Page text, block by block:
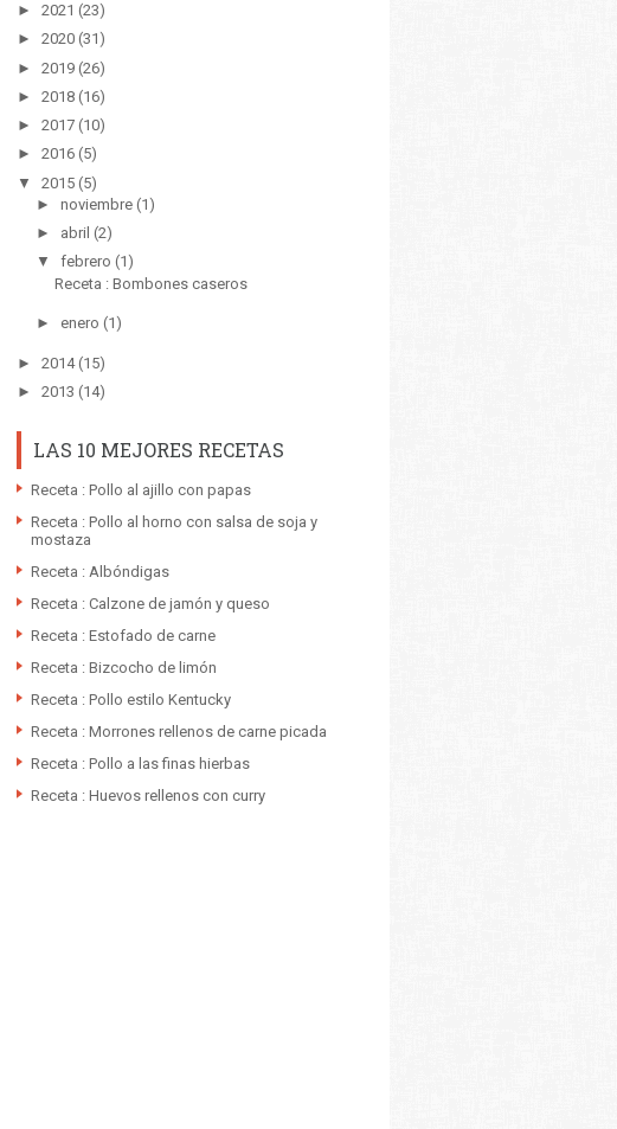
► 2021 (23)
► 2020 (31)
► 2019 (26)
► 2018 (16)
► 2017 (10)
► 2016 (5)
▼ 2015 (5)
► noviembre (1)
► abril (2)
▼ febrero (1)
Receta : Bombones caseros
► enero (1)
► 2014(15)
► 2013 (14)
LAS 10 MEJORES RECETAS
Receta : Pollo al ajillo con papas
Receta : Pollo al horno con salsa de soja y
mostaza
Receta : Albóndigas
Receta : Calzone de jamón y queso
Receta : Estofado de carne
Receta : Bizcocho de limón
Receta : Pollo estilo Kentucky
Receta : Morrones rellenos de carne picada
Receta : Pollo a las finas hierbas
Receta : Huevos rellenos con curry